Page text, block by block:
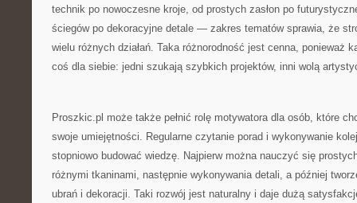
technik po nowoczesne kroje, od prostych zasłon po
ściegów po dekoracyjne detale — zakres tematów sprawia, że
wielu różnych działań. Taka różnorodność jest cenna, ponieważ
coś dla siebie: jedni szukają szybkich projektów, inni wolą
Proszkic.pl może także pełnić rolę motywatora dla osób, które
swoje umiejętności. Regularne czytanie porad i wykonywanie
stopniowo budować wiedzę. Najpierw można nauczyć się
różnymi tkaninami, następnie wykonywania detali, a później
ubrań i dekoracji. Taki rozwój jest naturalny i daje dużą